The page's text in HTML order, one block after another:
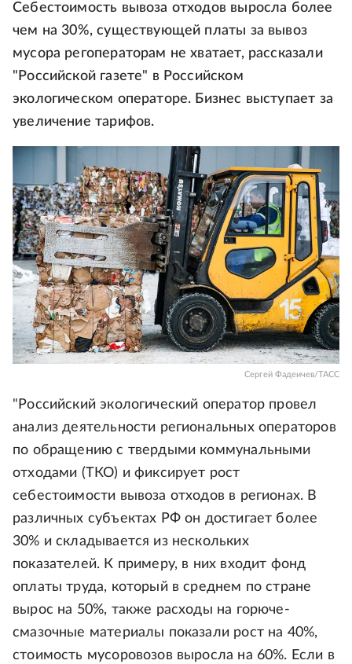
Себестоимость вывоза отходов выросла более
чем на 30%, существующей платы за вывоз
мусора регоператорам не хватает, рассказали
"Российской газете" в Российском
экологическом операторе. Бизнес выступает за
увеличение тарифов.
Сергей Фадеичев/ТАСС
"Российский экологический оператор провел
анализ деятельности региональных операторов
по обращению с твердыми коммунальными
отходами (ТКО) и фиксирует рост
себестоимости вывоза отходов в регионах. В
различных субъектах РФ он достигает более
30% и складывается из нескольких
показателей. К примеру, в них входит фонд
оплаты труда, который в среднем по стране
вырос на 50%, также расходы на горюче-
смазочные материалы показали рост на 40%,
стоимость мусоровозов выросла на 60%. Если в